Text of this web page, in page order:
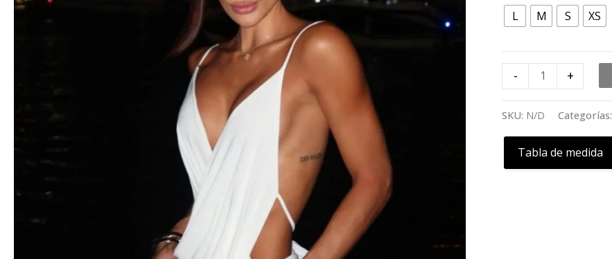
L
M S XS
- +
SKU: N/D Categorías:
Tabla de medida